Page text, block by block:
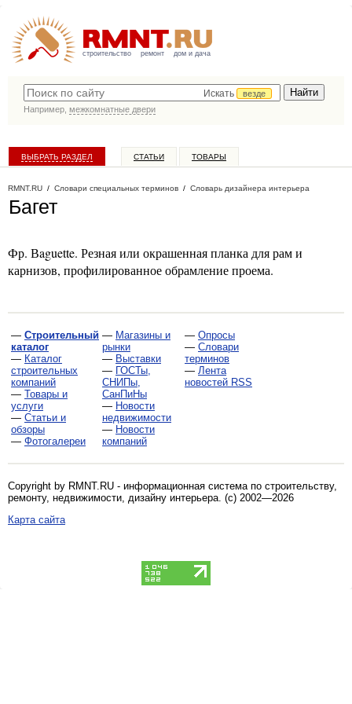
строительство ремонт дом и дача
Искать
везде
Например, межкомнатные двери
ВЫБРАТЬ РАЗДЕЛ СТАТЬИ ТОВАРЫ
RMNT.RU / Словари специальных терминов / Словарь дизайнера интерьера
Багет
Фр. Вaguette. Резная или окрашенная планка для рам и
карнизов, профилированное обрамление проема.
— Строительный
каталог
— Каталог
строительных
компаний
— Товары и
услуги
— Статьи и
обзоры
— Фотогалереи
— Магазины и
рынки
— Выставки
— ГОСТы,
СНИПы,
СанПиНы
— Новости
недвижимости
— Новости
компаний
— Опросы
— Словари
терминов
— Лента
новостей RSS
Copyright by RMNT.RU - информационная система по строительству,
ремонту, недвижимости, дизайну интерьера. (c) 2002—2026
Карта сайта